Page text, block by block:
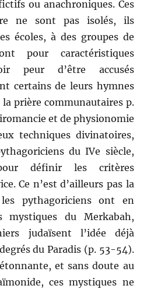
ou anachroniques. Ces
ne sont pas isolés, ils
écoles, à des groupes de
pour caractéristiques
peur d’être accusés
certains de leurs hymnes
prière communautaires p.
et de physionomie
techniques divinatoires,
du IVe siècle,
définir les critères
Ce n’est d’ailleurs pas la
pythagoriciens ont en
mystiques du Merkabah,
judaïsent l’idée déjà
du Paradis (p. 53-54).
et sans doute au
ces mystiques ne